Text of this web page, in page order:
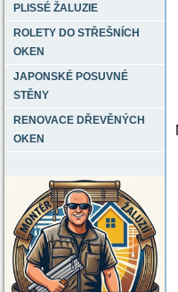
PLISSÉ ŽALUZIE
ROLETY DO STŘEŠNÍCH
OKEN
JAPONSKÉ POSUVNÉ
STĚNY
RENOVACE DŘEVĚNÝCH
OKEN